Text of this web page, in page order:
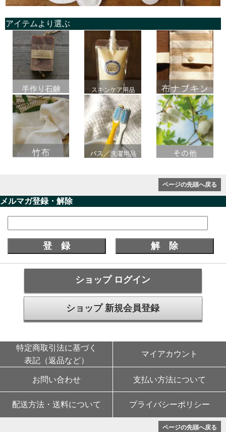
アイテムより選ぶ
ページの先頭へ戻る
メルマガ登録・解除
ショップ ログイン
ショップ 新規会員登録
特定商取引法に基づく
表記（返品など）
マイアカウント
お問い合わせ 支払い方法について
配送方法・送料について プライバシーポリシー
ページの先頭へ戻る